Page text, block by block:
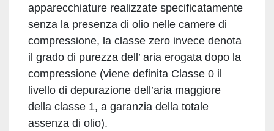
apparecchiature realizzate specificatamente
senza la presenza di olio nelle camere di
compressione, la classe zero invece denota
il grado di purezza dell’ aria erogata dopo la
compressione (viene definita Classe 0 il
livello di depurazione dell’aria maggiore
della classe 1, a garanzia della totale
assenza di olio).